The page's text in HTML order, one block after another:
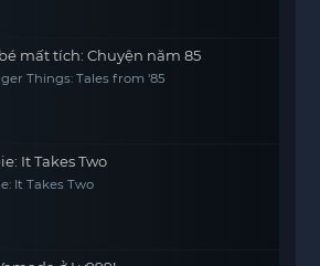
mất tích: Chuyện năm 85
Things: Tales from '85
It Takes Two
It Takes Two